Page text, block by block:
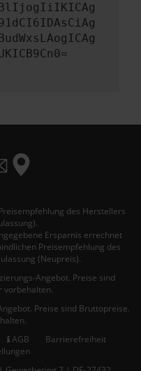
des Herstellers
Ersparnis errechnet
Preisempfehlung des
(Neupreis).
Angebot. Preise sind
vorbehalten.
Preise sind Bruttopreise.
AGB
Barrierefreiheit